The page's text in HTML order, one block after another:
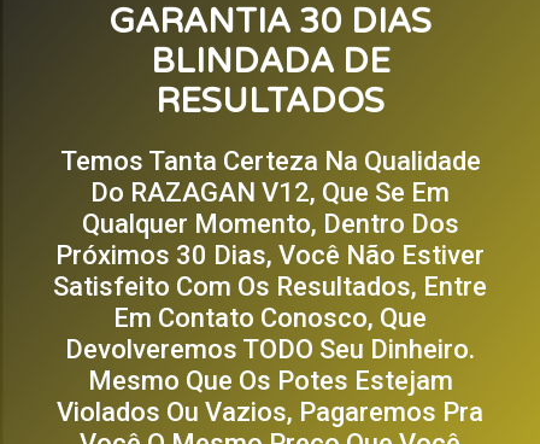
GARANTIA 30 DIAS
BLINDADA DE
RESULTADOS
Temos Tanta Certeza Na Qualidade
Do RAZAGAN V12, Que Se Em
Qualquer Momento, Dentro Dos
Próximos 30 Dias, Você Não Estiver
Satisfeito Com Os Resultados, Entre
Em Contato Conosco, Que
Devolveremos TODO Seu Dinheiro.
Mesmo Que Os Potes Estejam
Violados Ou Vazios, Pagaremos Pra